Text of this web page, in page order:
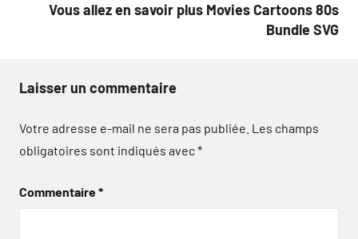
Vous allez en savoir plus Movies Cartoons 80s
Bundle SVG
Laisser un commentaire
Votre adresse e-mail ne sera pas publiée. Les champs
obligatoires sont indiqués avec*
Commentaire*